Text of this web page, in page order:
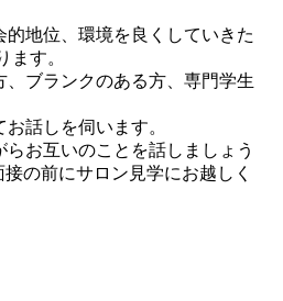
地位、環境を良くしていきた
す。
ブランクのある方、専門学生
話しを伺います。
らお互いのことを話しましょう
の前にサロン見学にお越しく